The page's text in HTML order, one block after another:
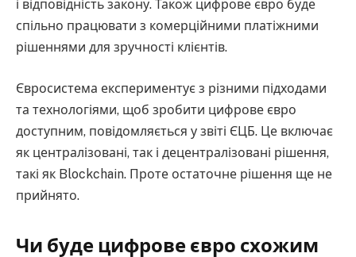
і відповідність закону. Також цифрове євро буде
спільно працювати з комерційними платіжними
рішеннями для зручності клієнтів.
Євросистема експериментує з різними підходами
та технологіями, щоб зробити цифрове євро
доступним, повідомляється у звіті ЄЦБ. Це включає
як централізовані, так і децентралізовані рішення,
такі як Blockchain. Проте остаточне рішення ще не
прийнято.
Чи буде цифрове євро схожим